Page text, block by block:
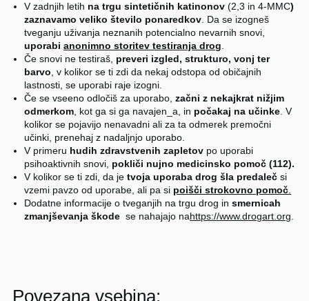
V zadnjih letih na trgu sintetičnih katinonov (2,3 in 4-MMC)
zaznavamo veliko število ponaredkov . Da se izogneš
tveganju uživanja neznanih potencialno nevarnih snovi,
uporabianonimno storitev testiranja drog
Če snovi ne testiraš, preveri izgled, strukturo, vonj ter
barvo , v kolikor se ti zdi da nekaj odstopa od običajnih
lastnosti, se uporabi raje izogni.
Če se vseeno odločiš za uporabo,začni z nekajkrat nižjim
odmerkom , kot ga si ga navajen_a, in počakaj na učinke . V
kolikor se pojavijo nenavadni ali za ta odmerek premočni
učinki, prenehaj z nadaljnjo uporabo.
V primeru hudih zdravstvenih zapletov po uporabi
psihoaktivnih snovi, pokliči nujno medicinsko pomoč (112).
V kolikor se ti zdi, da jetvoja uporaba drog šla predaleč si
vzemi pavzo od uporabe, ali pa si poišči strokovno pomoč
Dodatne informacije o tveganjih na trgu drog insmernicah
zmanjševanja škode se nahajajo nahttps://www.drogart.org
Povezana vsebina: